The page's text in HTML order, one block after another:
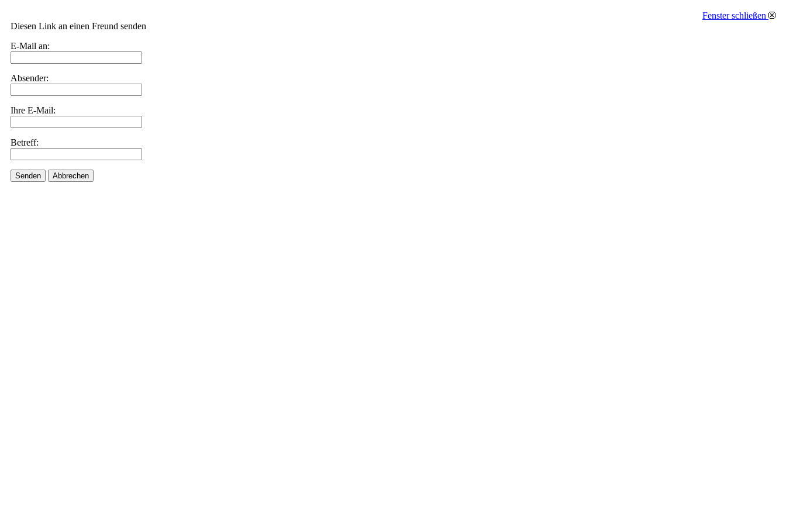
Fenster schließen
Diesen Link an einen Freund senden
E-Mail an:
Absender:
Ihre E-Mail:
Betreff:
Senden Abbrechen